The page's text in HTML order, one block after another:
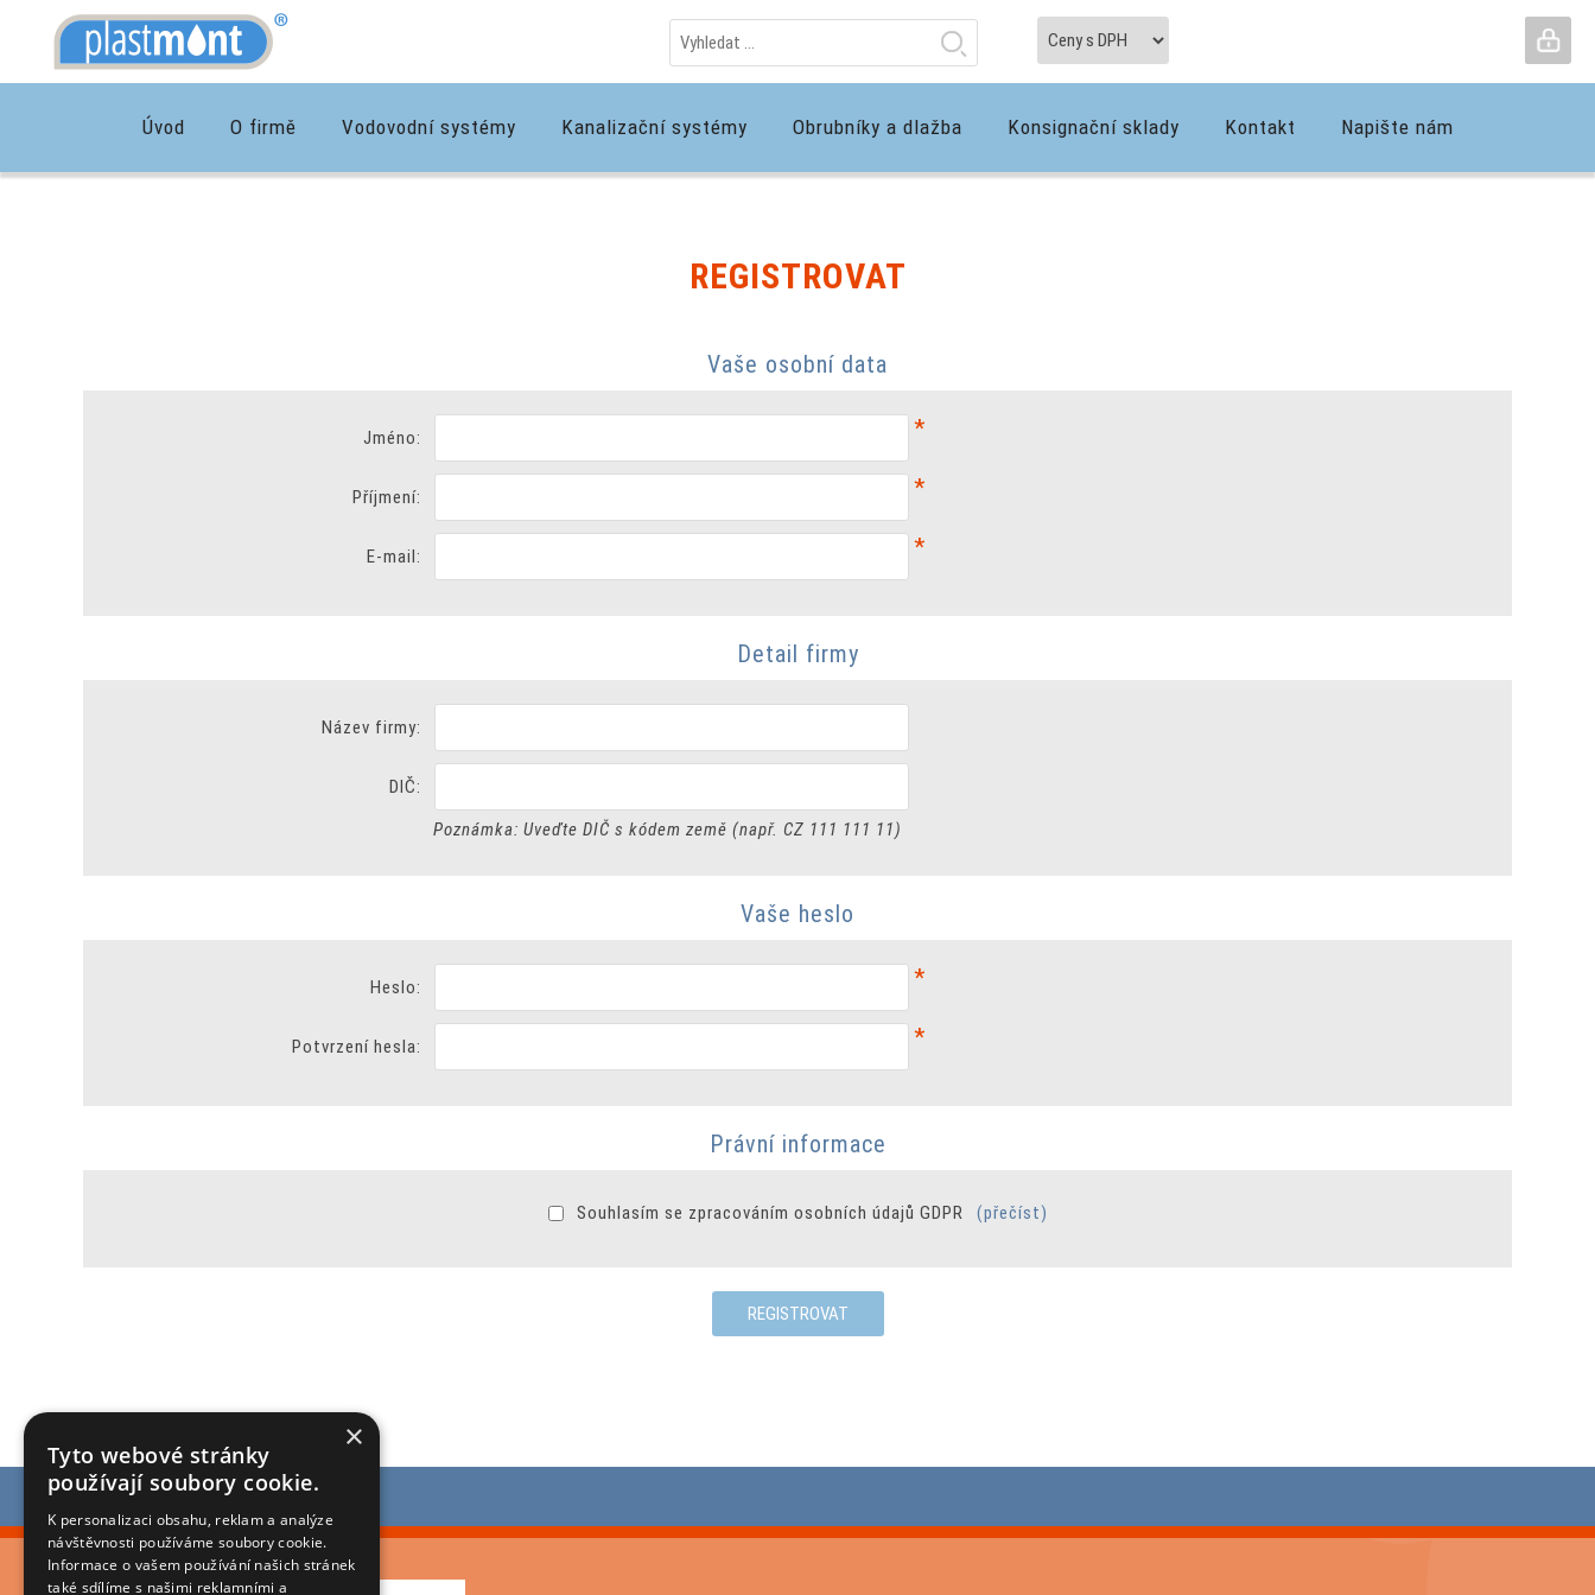
Úvod O firmě Vodovodní systémy Kanalizační systémy Obrubníky a dlažba Konsignační sklady Kontakt Napište nám
REGISTROVAT
Vaše osobní data
Jméno: *
Příjmení: *
E-mail: *
Detail firmy
Název firmy:
DIČ:
Poznámka: Uveďte DIČ s kódem země (např. CZ 111 111 11)
Vaše heslo
Heslo: *
Potvrzení hesla: *
Právní informace
Souhlasím se zpracováním osobních údajů GDPR (přečíst)
REGISTROVAT
×
Tyto webové stránky
používají soubory cookie.
K personalizaci obsahu, reklam a analýze
návštěvnosti používáme soubory cookie.
Informace o vašem používání našich stránek
také sdílíme s našimi reklamními a